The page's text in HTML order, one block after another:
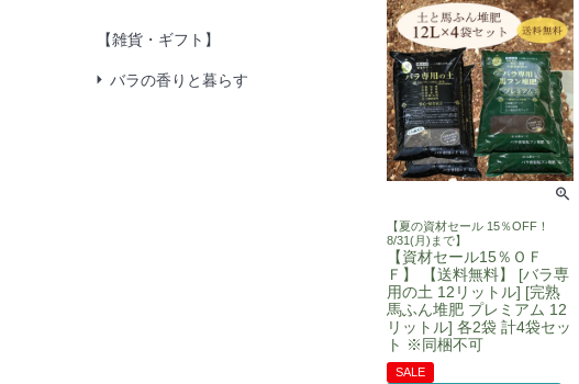
【雑貨・ギフト】
バラの香りと暮らす
【夏の資材セール 15％OFF！
8/31(月)まで】
【資材セール15％ＯＦ
Ｆ】 【送料無料】 [バラ専
用の土 12リットル] [完熟
馬ふん堆肥 プレミアム 12
リットル] 各2袋 計4袋セッ
ト ※同梱不可
SALE